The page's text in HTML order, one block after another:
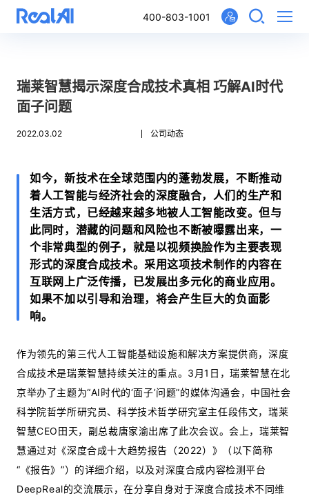
400-803-1001
瑞莱智慧揭示深度合成技术真相 巧解AI时代
面子问题
2022.03.02 公司动态
如今，新技术在全球范围内的蓬勃发展，不断推动
着人工智能与经济社会的深度融合，人们的生产和
生活方式，已经越来越多地被人工智能改变。但与
此同时，潜藏的问题和风险也不断被曝露出来，一
个非常典型的例子，就是以视频换脸作为主要表现
形式的深度合成技术。采用这项技术制作的内容在
互联网上广泛传播，已发展出多元化的商业应用。
如果不加以引导和治理，将会产生巨大的负面影
响。
作为领先的第三代人工智能基础设施和解决方案提供商，深度
合成技术是瑞莱智慧持续关注的重点。3月1日，瑞莱智慧在北
京举办了主题为“AI时代的‘面子’问题”的媒体沟通会，中国社会
科学院哲学所研究员、科学技术哲学研究室主任段伟文，瑞莱
智慧CEO田天，副总裁唐家渝出席了此次会议。会上，瑞莱智
慧通过对《深度合成十大趋势报告（2022）》（以下简称
“《报告》”）的详细介绍，以及对深度合成内容检测平台
DeepReal的交流展示，在分享自身对于深度合成技术不同维